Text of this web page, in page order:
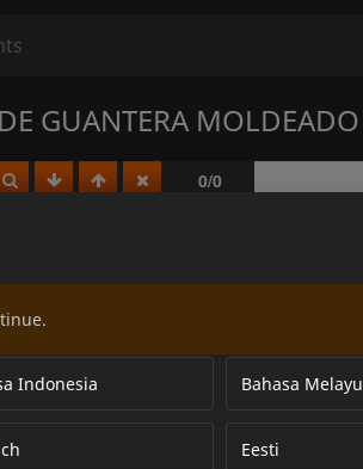
GUANTERA MOLDEADO
Indonesia Bahasa Melayu
Eesti